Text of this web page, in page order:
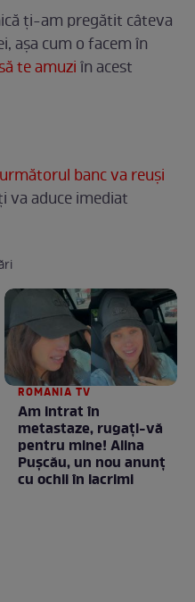
ți-am pregătit câteva
așa cum o facem în
te amuziîn acest
următorul banc va reuși
va aduce imediat
ROMANIA TV
Am intrat în
metastaze, rugaţi-vă
pentru mine! Alina
Puşcău, un nou anunţ
cu ochii în lacrimi